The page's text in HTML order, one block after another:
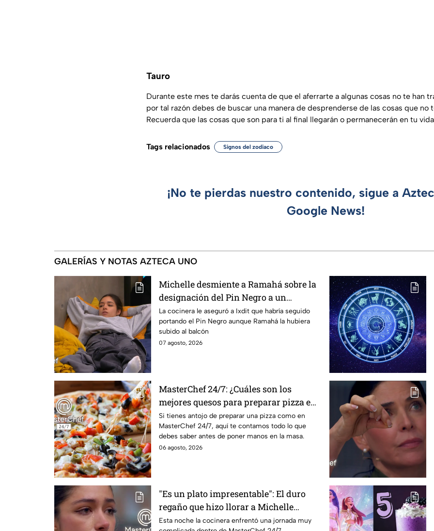
Tauro
Durante este mes te darás cuenta de que el aferrarte a algunas cosas no te han
por tal razón debes de buscar una manera de desprenderse de las cosas que no
Recuerda que las cosas que son para ti al final llegarán o permanecerán en tu
Tags relacionados Signos del zodiaco
¡No te pierdas nuestro contenido, sigue a
Google News!
GALERÍAS Y NOTAS AZTECA UNO
Michelle desmiente a Ramahá sobre la
designación del Pin Negro a un
integrante de las "Divas" en MasterChef
24/7
La cocinera le aseguró a Ixdit que habría seguido
portando el Pin Negro aunque Ramahá la hubiera
subido al balcón
07 agosto, 2026
MasterChef 24/7: ¿Cuáles son los
mejores quesos para preparar pizza en
casa?
Si tienes antojo de preparar una pizza como en
MasterChef 24/7, aquí te contamos todo lo que
debes saber antes de poner manos en la masa.
06 agosto, 2026
"Es un plato impresentable": El duro
regaño que hizo llorar a Michelle
dentro de MasterChef 24/7
Esta noche la cocinera enfrentó una jornada muy